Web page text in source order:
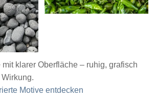
klarer Oberfläche – ruhig, grafisch
Motive entdecken